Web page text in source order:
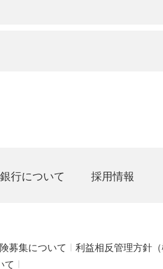
行について 採用情報
募集について
利益相反管理方針（
て